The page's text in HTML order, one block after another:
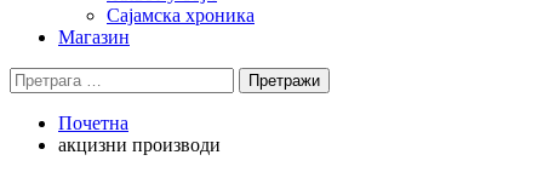
Сајамска хроника
Магазин
Претрага
за:
Почетна
акцизни производи